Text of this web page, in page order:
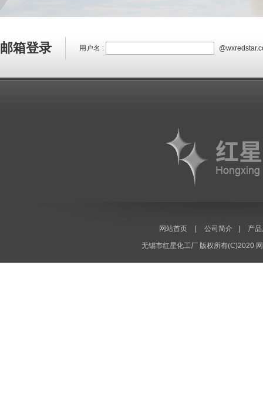
邮箱登录 用户名 :
网站首页 | 公司简介 | 产
无锡市红星化工厂 版权所有(C)2020